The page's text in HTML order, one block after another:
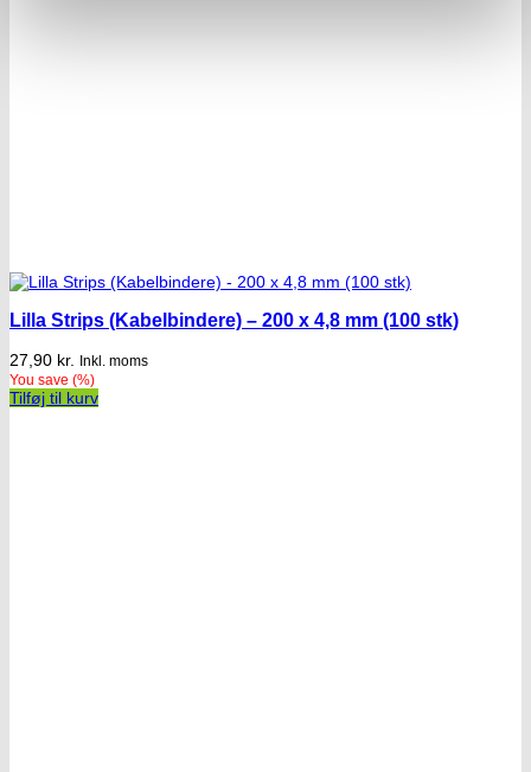
Lilla Strips (Kabelbindere) – 200 x 4,8 mm (100 stk)
27,90 kr. Inkl. moms
You save (%)
Tilføj til kurv